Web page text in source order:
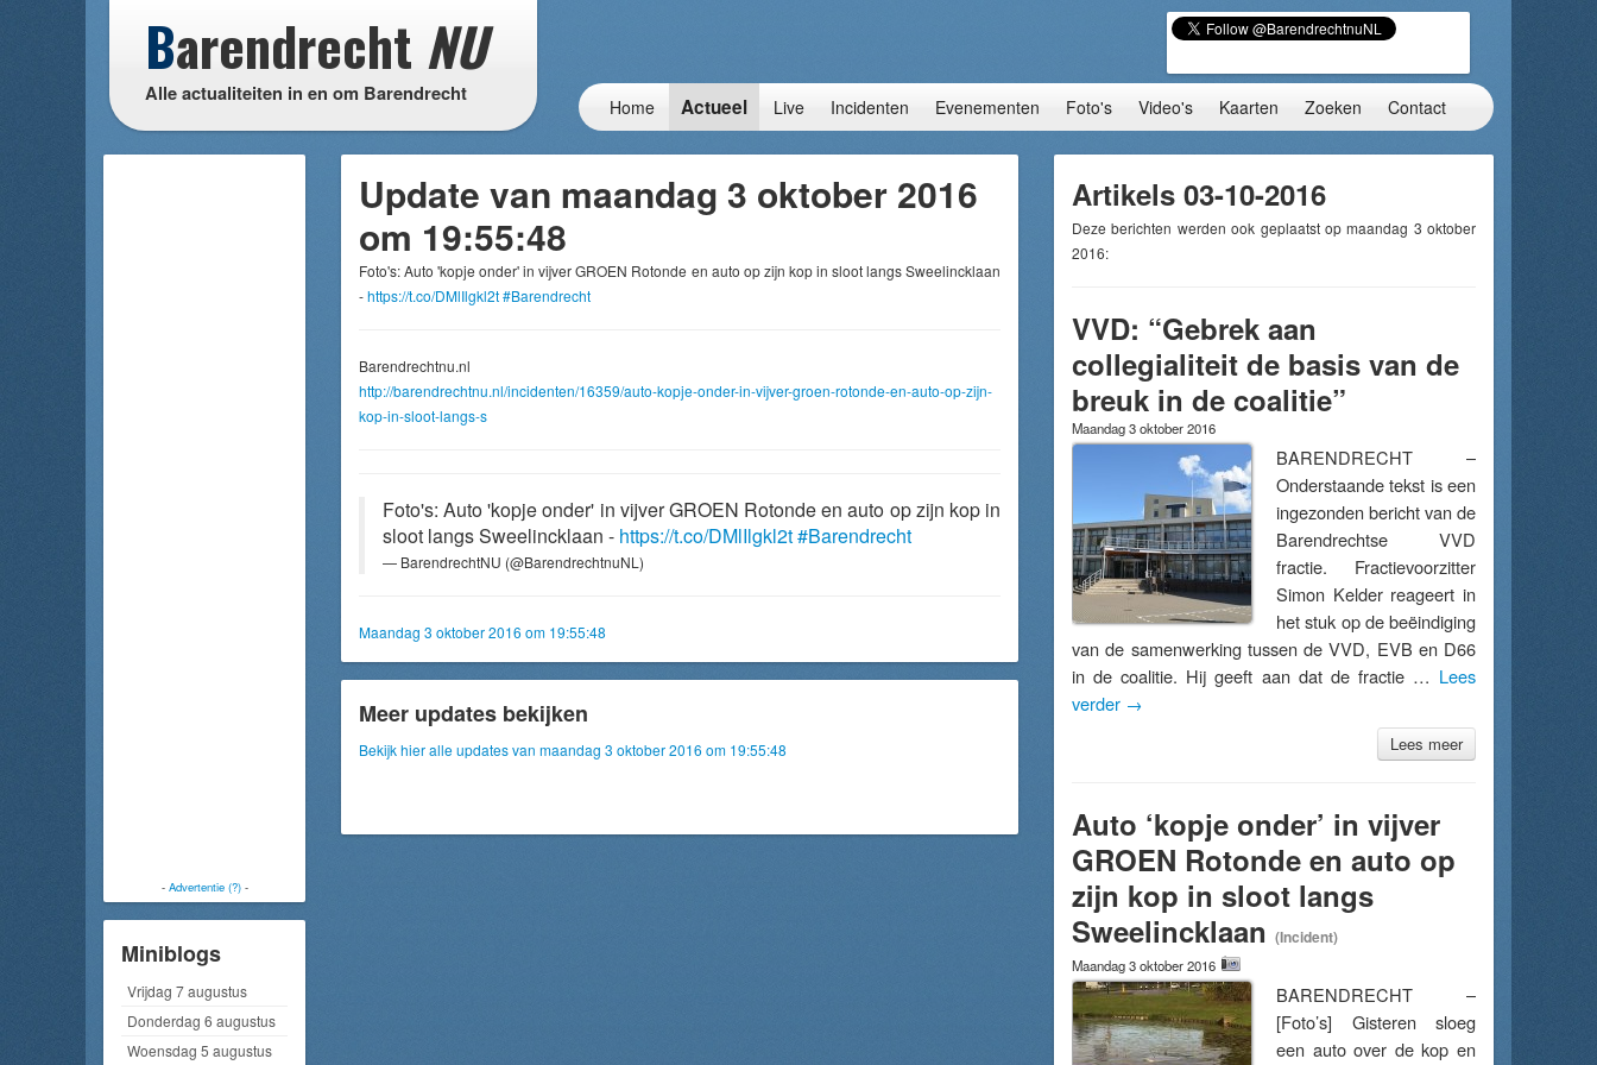
Barendrecht NU
Alle actualiteiten in en om Barendrecht
Home Actueel Live Incidenten Evenementen Foto's Video's Kaarten Zoeken Contact
- Advertentie (?)-
Miniblogs
Vrijdag 7 augustus
Donderdag 6 augustus
Woensdag 5 augustus
Update van maandag 3 oktober 2016
om 19:55:48
Foto's: Auto 'kopje onder' in vijver GROEN Rotonde en auto op zijn kop in sloot langs Sweelincklaan
-https://t.co/DMlIlgkl2t#Barendrecht
Barendrechtnu.nl
http://barendrechtnu.nl/incidenten/16359/auto-kopje-onder-in-vijver-groen-rotonde-en-auto-op-zijn-
kop-in-sloot-langs-s
Foto's: Auto 'kopje onder' in vijver GROEN Rotonde en auto op zijn kop in
sloot langs Sweelincklaan - https://t.co/DMlIlgkl2t#Barendrecht
— BarendrechtNU (@BarendrechtnuNL)
Maandag 3 oktober 2016 om 19:55:48
Meer updates bekijken
Bekijk hier alle updates van maandag 3 oktober 2016 om 19:55:48
Artikels 03-10-2016
Deze berichten werden ook geplaatst op maandag 3 oktober
2016:
VVD: “Gebrek aan
collegialiteit de basis van de
breuk in de coalitie”
Maandag 3 oktober 2016
BARENDRECHT –
Onderstaande tekst is een
ingezonden bericht van de
Barendrechtse VVD
fractie. Fractievoorzitter
Simon Kelder reageert in
het stuk op de beëindiging
van de samenwerking tussen de VVD, EVB en D66
in de coalitie. Hij geeft aan dat de fractie … Lees
verder →
Lees meer
Auto ‘kopje onder’ in vijver
GROEN Rotonde en auto op
zijn kop in sloot langs
Sweelincklaan (Incident)
Maandag 3 oktober 2016
BARENDRECHT –
[Foto’s] Gisteren sloeg
een auto over de kop en